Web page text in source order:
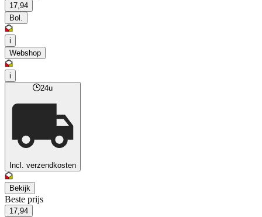
17,94
Bol.
i
Webshop
i
24u
Incl. verzendkosten
Bekijk
Beste prijs
17,94